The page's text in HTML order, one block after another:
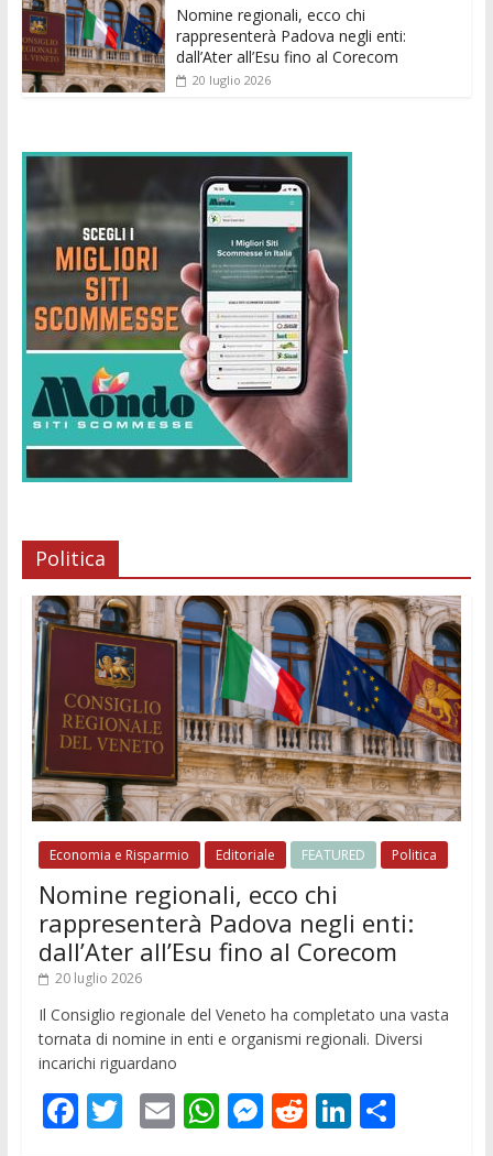
Nomine regionali, ecco chi
rappresenterà Padova negli enti:
dall’Ater all’Esu fino al Corecom
20 luglio 2026
Politica
Economia e Risparmio Editoriale FEATURED Politica
Nomine regionali, ecco chi
rappresenterà Padova negli enti:
dall’Ater all’Esu fino al Corecom
20 luglio 2026
Il Consiglio regionale del Veneto ha completato una vasta
tornata di nomine in enti e organismi regionali. Diversi
incarichi riguardano
F T E W M R Li C